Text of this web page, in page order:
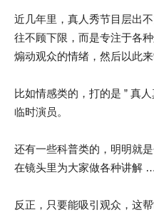
近几年里，真人秀节目层出
往不顾下限，而是专注于各
煽动观众的情绪，然后以此
比如情感类的，打的是 ” 真
临时演员。
还有一些科普类的，明明就
在镜头里为大家做各种讲解
反正，只要能吸引观众，这